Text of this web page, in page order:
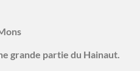
grande partie du Hainaut.